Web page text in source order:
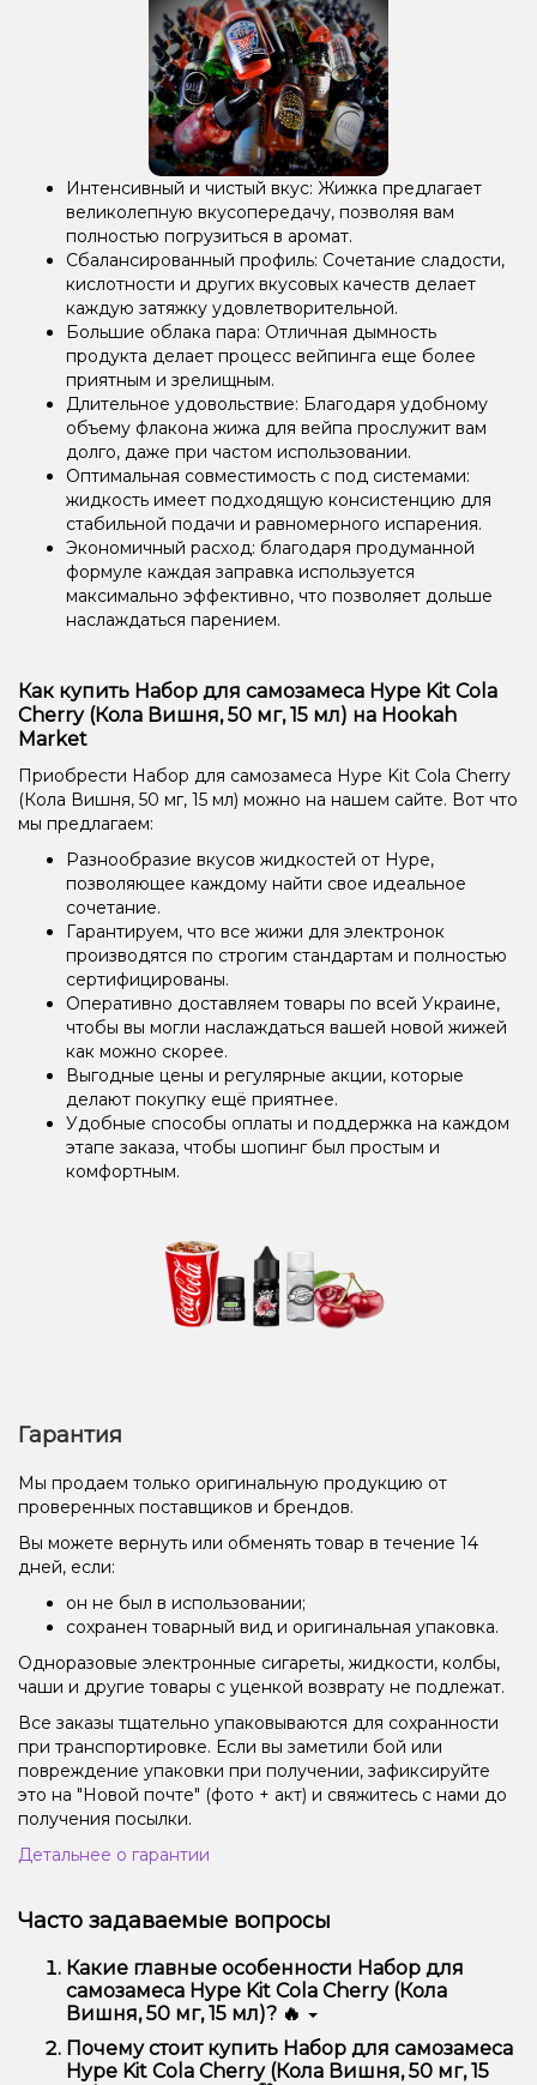
Интенсивный и чистый вкус: Жижка предлагает
великолепную вкусопередачу, позволяя вам
полностью погрузиться в аромат.
Сбалансированный профиль: Сочетание сладости,
кислотности и других вкусовых качеств делает
каждую затяжку удовлетворительной.
Большие облака пара: Отличная дымность
продукта делает процесс вейпинга еще более
приятным и зрелищным.
Длительное удовольствие: Благодаря удобному
объему флакона жижа для вейпа прослужит вам
долго, даже при частом использовании.
Оптимальная совместимость с под системами:
жидкость имеет подходящую консистенцию для
стабильной подачи и равномерного испарения.
Экономичный расход: благодаря продуманной
формуле каждая заправка используется
максимально эффективно, что позволяет дольше
наслаждаться парением.
Как купить Набор для самозамеса Hype Kit Cola
Cherry (Кола Вишня, 50 мг, 15 мл) на Hookah
Market
Приобрести Набор для самозамеса Hype Kit Cola Cherry
(Кола Вишня, 50 мг, 15 мл) можно на нашем сайте. Вот что
мы предлагаем:
Разнообразие вкусов жидкостей от Hype,
позволяющее каждому найти свое идеальное
сочетание.
Гарантируем, что все жижи для электронок
производятся по строгим стандартам и полностью
сертифицированы.
Оперативно доставляем товары по всей Украине,
чтобы вы могли наслаждаться вашей новой жижей
как можно скорее.
Выгодные цены и регулярные акции, которые
делают покупку ещё приятнее.
Удобные способы оплаты и поддержка на каждом
этапе заказа, чтобы шопинг был простым и
комфортным.
Гарантия
Мы продаем только оригинальную продукцию от
проверенных поставщиков и брендов.
Вы можете вернуть или обменять товар в течение 14
дней, если:
он не был в использовании;
сохранен товарный вид и оригинальная упаковка.
Одноразовые электронные сигареты, жидкости, колбы,
чаши и другие товары с уценкой возврату не подлежат.
Все заказы тщательно упаковываются для сохранности
при транспортировке. Если вы заметили бой или
повреждение упаковки при получении, зафиксируйте
это на "Новой почте" (фото + акт) и свяжитесь с нами до
получения посылки.
Детальнее о гарантии
Часто задаваемые вопросы
Какие главные особенности Набор для
самозамеса Hype Kit Cola Cherry (Кола
Вишня, 50 мг, 15 мл)? 🔥
Набор для самозамеса Hype Kit Cola Cherry (Кола
Вишня, 50 мг, 15 мл) отличается высоким качеством,
Почему стоит купить Набор для самозамеса
Hype Kit Cola Cherry (Кола Вишня, 50 мг, 15